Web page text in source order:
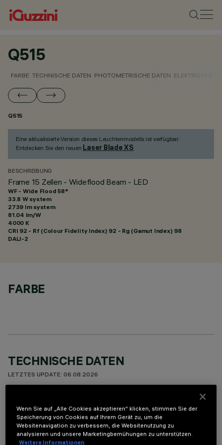
Q515
FARBE TECHNISCHE DATEN PHOTOMETRISCHE DATEN ELEKTRISCHE
Q515
Eine aktualisierte Version dieses Leuchtenmodells ist verfügbar:
Entdecken Sie den neuen Laser Blade XS.
BESCHREIBUNG
Frame 15 Zellen - Wideflood Beam - LED
WF - Wide Flood 58°
33.8 W system
2739 lm system
81.04 lm/W
4000 K
CRI 92 - Rf (Colour Fidelity Index) 92 - Rg (Gamut Index) 98
DALI-2
FARBE
TECHNISCHE DATEN
LETZTES UPDATE: 06.08.2026
Miniaturisierte, lineare Einbauleuchte mit 15 optischen
Elementen mit LED-Lampen - feste Optiken. Trotz der sehr
kompakten Größe der Leuchte sorgt die patentierte
Wenn Sie auf „Alle Cookies akzeptieren“ klicken, stimmen Sie der
Speicherung von Cookies auf Ihrem Gerät zu, um die
Websitenavigation zu verbessern, die Websitenutzung zu
analysieren und unsere Marketingbemühungen zu unterstützen.
Weitere Informationen